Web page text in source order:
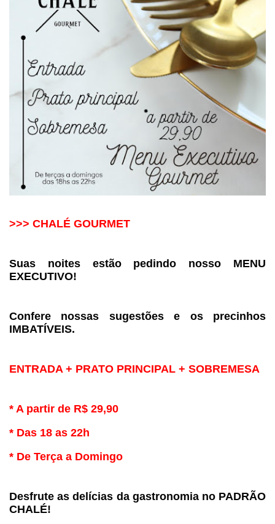
>>> CHALÉ GOURMET
Suas noites estão pedindo nosso MENU
EXECUTIVO!
Confere nossas sugestões e os precinhos
IMBATÍVEIS.
ENTRADA + PRATO PRINCIPAL + SOBREMESA
* A partir de R$ 29,90
* Das 18 as 22h
* De Terça a Domingo
Desfrute as delícias da gastronomia no PADRÃO
CHALÉ!